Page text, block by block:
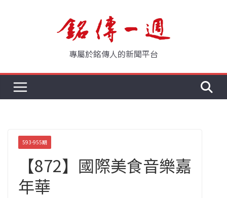
專屬於銘傳人的新聞平台
593-955期
【872】國際美食音樂嘉
年華